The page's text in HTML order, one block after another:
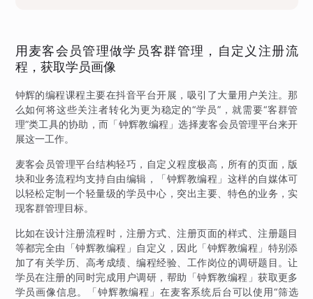
用麦客会员管理做学员客群管理，自定义注册流
程，获取学员画像
钟辉的编程课程主要在抖音平台开展，吸引了大量用户关注。那
么如何将这些关注者转化为更为稳定的“学员”，就需要“客群管
理”类工具的协助，而「钟辉教编程」选择麦客会员管理平台来开
展这一工作。
麦客会员管理平台结构轻巧，自定义程度极高，所有的页面，版
块和业务流程均支持自由编辑，「钟辉教编程」这样的自媒体可
以轻松定制一个轻量级的学员中心，突出主要、特色的业务，实
现客群管理目标。
比如在设计注册流程时，注册方式、注册页面的样式、注册题目
等都完全由「钟辉教编程」自定义，因此「钟辉教编程」特别添
加了有关学历、高考成绩、编程经验、工作岗位的调研题目。让
学员在注册的同时完成用户调研，帮助「钟辉教编程」获取更多
学员画像信息。「钟辉教编程」在麦客系统后台可以使用“筛选